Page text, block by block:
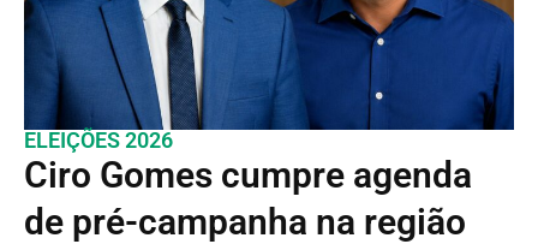
ELEIÇÕES 2026
Ciro Gomes cumpre agenda
de pré-campanha na região